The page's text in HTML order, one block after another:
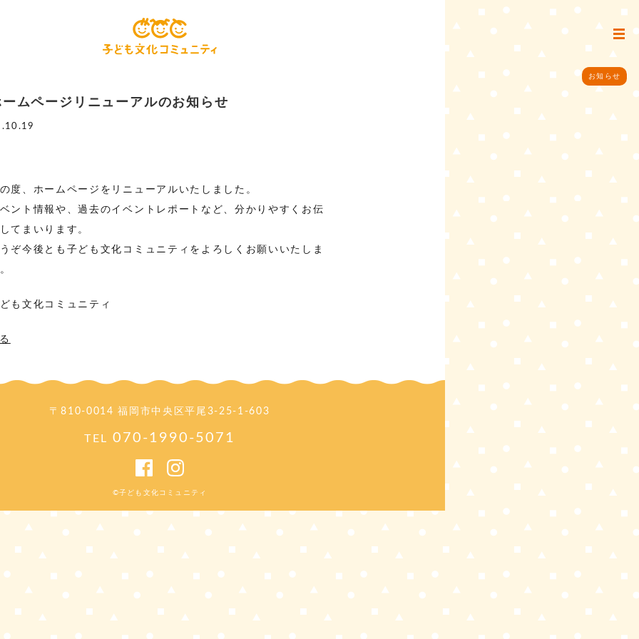
お知らせ
ームページリニューアルのお知らせ
度、ホームページをリニューアルいたしました。
ント情報や、過去のイベントレポートなど、分かりやすくお伝
てまいります。
ぞ今後とも子ども文化コミュニティをよろしくお願いいたしま
も文化コミュニティ
〒810-0014 福岡市中央区平尾3-25-1-603
070-1990-5071
©子ども文化コミュニティ